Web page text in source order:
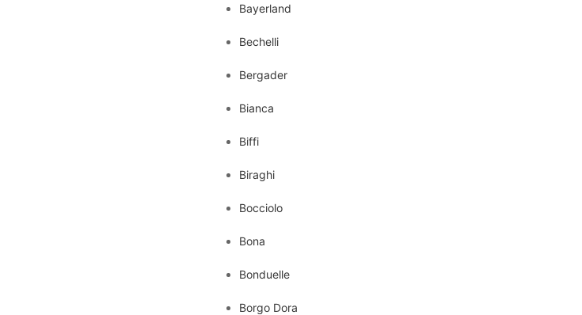
Bayerland
Bechelli
Bergader
Bianca
Biffi
Biraghi
Bocciolo
Bona
Bonduelle
Borgo Dora